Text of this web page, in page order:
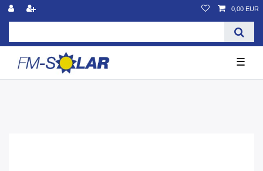
0,00 EUR
☰